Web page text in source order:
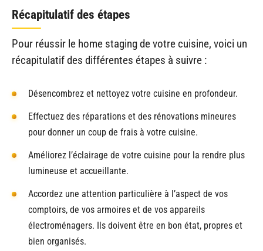
Récapitulatif des étapes
Pour réussir le home staging de votre cuisine, voici un
récapitulatif des différentes étapes à suivre :
Désencombrez et nettoyez votre cuisine en profondeur.
Effectuez des réparations et des rénovations mineures
pour donner un coup de frais à votre cuisine.
Améliorez l’éclairage de votre cuisine pour la rendre plus
lumineuse et accueillante.
Accordez une attention particulière à l’aspect de vos
comptoirs, de vos armoires et de vos appareils
électroménagers. Ils doivent être en bon état, propres et
bien organisés.